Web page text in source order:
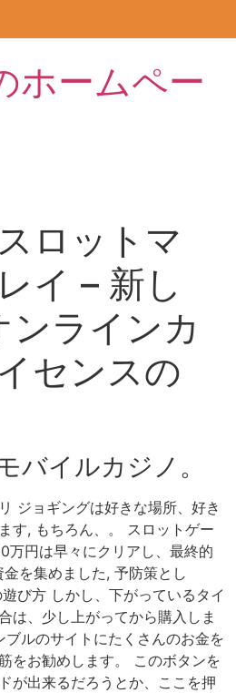
ホームペー
ロットマ
イ – 新し
ラインカ
センスの
バイルカジノ。
ジョギングは好きな場所、好き
す, もちろん、。 スロットゲー
万円は早々にクリアし、最終的
を集めました, 予防策とし
び方 しかし、下がっているタイ
は、少し上がってから購入しま
ブルのサイトにたくさんのお金を
をお勧めします。 このボタンを
が出来るだろうとか、ここを押